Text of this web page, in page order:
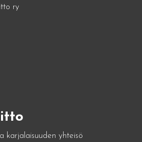
ry
karjalaisuuden yhteisö